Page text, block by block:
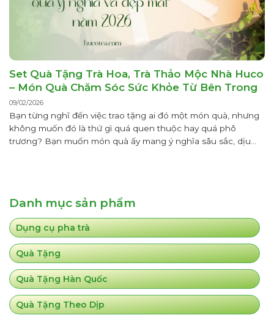
Set Quà Tặng Trà Hoa, Trà Thảo Mộc Nhà Huco
– Món Quà Chăm Sóc Sức Khỏe Từ Bên Trong
09/02/2026
Bạn từng nghĩ đến việc trao tặng ai đó một món quà, nhưng
không muốn đó là thứ gì quá quen thuộc hay quá phô
trương? Bạn muốn món quà ấy mang ý nghĩa sâu sắc, dịu
Danh mục sản phẩm
Dụng cụ pha trà
Quà Tặng
Quà Tặng Hàn Quốc
Quà Tặng Theo Dịp